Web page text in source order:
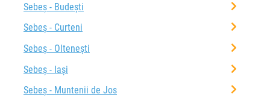
Sebeș - Budești
Sebeș - Curteni
Sebeș - Oltenești
Sebeș - Iași
Sebeș - Muntenii de Jos